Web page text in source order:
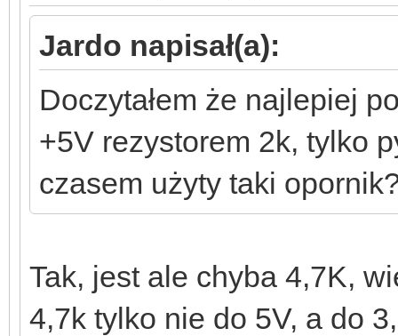
Jardo napisał(a):
Doczytałem że najlepiej
+5V rezystorem 2k, tylko
czasem użyty taki
Tak, jest ale chyba 4,7K,
4,7k tylko nie do 5V, a do